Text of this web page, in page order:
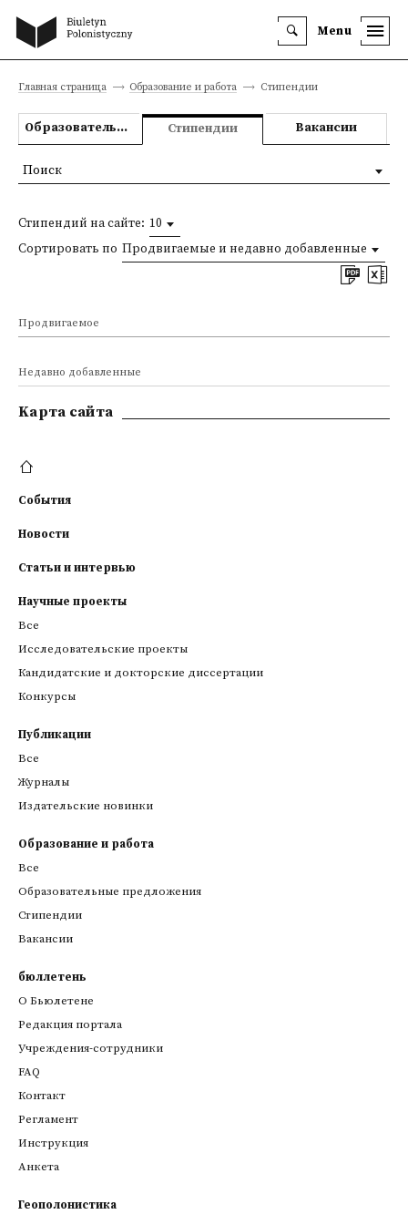
Menu
Главная страница Образование и работа Стипендии
Образовательные предложения Стипендии Вакансии
Стипендий на сайте: 10
Сортировать по Продвигаемые и недавно добавленные
Продвигаемое
Недавно добавленные
Поиск
Kарта сайта
События
Новости
Статьи и интервью
Научные проекты
Все
Исследовательские проекты
Кандидатские и докторские диссертации
Конкурсы
Публикации
Все
Журналы
Издательские новинки
Образование и работа
Все
Образовательные предложения
Стипендии
Вакансии
бюллетень
О Бьюлетене
Редакция портала
Учреждения-сотрудники
FAQ
Контакт
Регламент
Инструкция
Анкета
Геополонистика